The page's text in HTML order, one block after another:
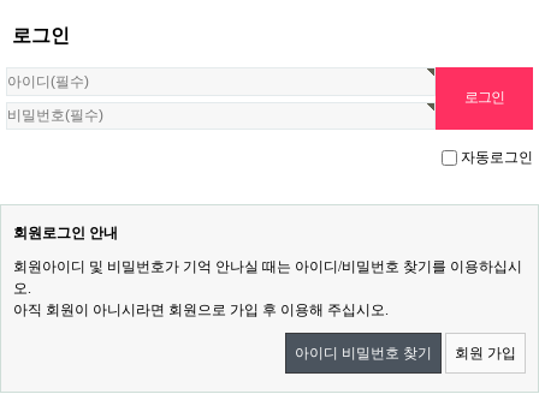
로그인
자동로그인
회원로그인 안내
회원아이디 및 비밀번호가 기억 안나실 때는 아이디/비밀번호 찾기를 이용하십시
오.
아직 회원이 아니시라면 회원으로 가입 후 이용해 주십시오.
아이디 비밀번호 찾기 회원 가입